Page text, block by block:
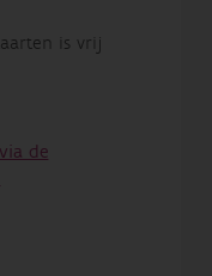
is vrij
de